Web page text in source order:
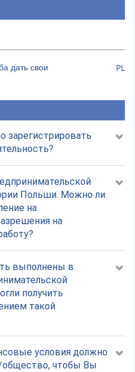
дать свои
PL
зарегистрировать
Польши. Можно ли
на
на
выполнены в
получить
такой
условия должно
чтобы Вы